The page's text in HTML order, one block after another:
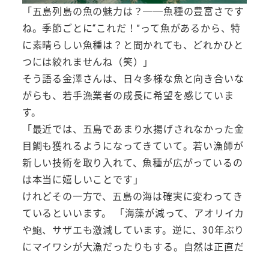
「五島列島の魚の魅力は？──魚種の豊富さです
ね。季節ごとに“これだ！”って魚があるから、特
に素晴らしい魚種は？と聞かれても、どれかひと
つには絞れませんね（笑）」
そう語る金澤さんは、日々多様な魚と向き合いな
がらも、若手漁業者の成長に希望を感じていま
す。
「最近では、五島であまり水揚げされなかった金
目鯛も獲れるようになってきていて。若い漁師が
新しい技術を取り入れて、魚種が広がっているの
は本当に嬉しいことです」
けれどその一方で、五島の海は確実に変わってき
ているといいます。 「海藻が減って、アオリイカ
や鮑、サザエも激減しています。逆に、30年ぶり
にマイワシが大漁だったりもする。自然は正直だ